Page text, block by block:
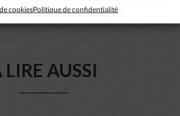
cookiesPolitique de confidentialité
LIRE AUSSI